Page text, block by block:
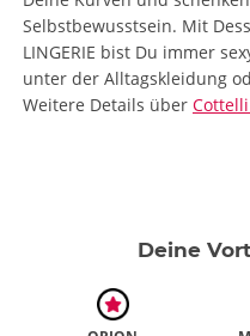
Selbstbewusstsein. Mit
LINGERIE bist Du immer
unter der Alltagskleidung
Weitere Details über Cottelli
Deine